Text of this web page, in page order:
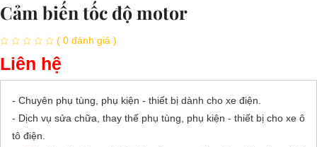
Cảm biến tốc độ motor
( 0 đánh giá )
Liên hệ
- Chuyên phụ tùng, phụ kiện - thiết bị dành cho xe điện.
- Dịch vụ sửa chữa, thay thế phụ tùng, phụ kiện - thiết bị cho xe ô
tô điện.